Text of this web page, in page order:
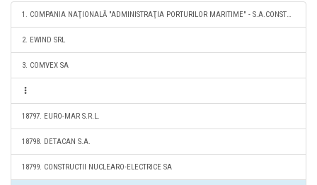
1. COMPANIA NAŢIONALĂ "ADMINISTRAŢIA PORTURILOR MARITIME" - S.A.CONSTANŢA
2. EWIND SRL
3. COMVEX SA
18797. EURO-MAR S.R.L.
18798. DETACAN S.A.
18799. CONSTRUCTII NUCLEARO-ELECTRICE SA